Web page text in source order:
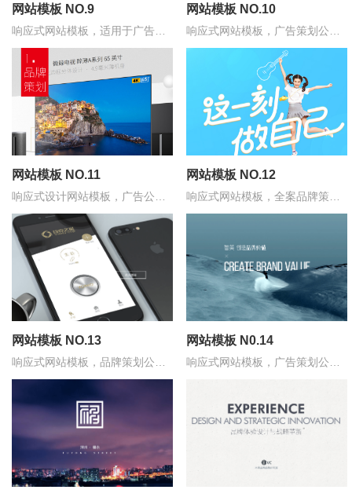
网站模板 NO.9
响应式网站模板，适用于广告策
划公司，素雅风格
网站模板 NO.10
响应式网站模板，广告策划公
司，红与黑色系
网站模板 NO.11
响应式设计网站模板，广告公司
模板
网站模板 NO.12
响应式网站模板，全案品牌策划
公司模板，红与黑色系
网站模板 NO.13
响应式网站模板，品牌策划公司
模板
网站模板 N0.14
响应式网站模板，广告策划公司